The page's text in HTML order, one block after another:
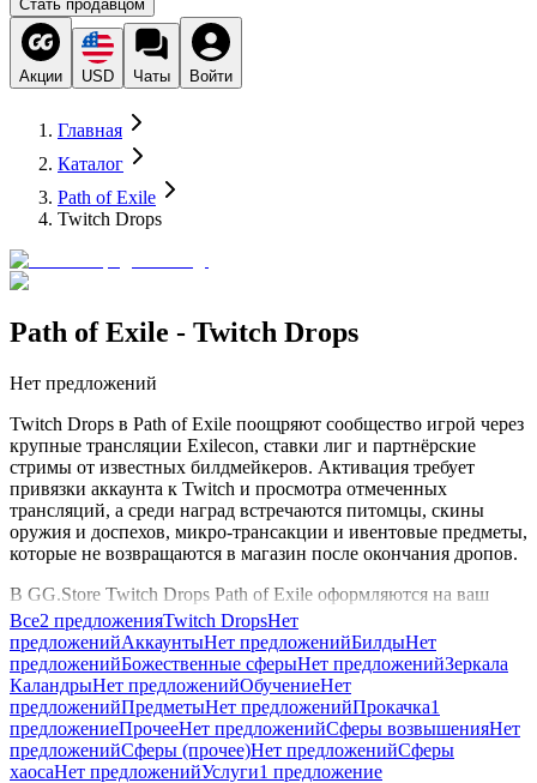
Стать продавцом
Акции USD Чаты Войти
Главная
Каталог
Path of Exile
Twitch Drops
Path of Exile - Twitch Drops
Нет предложений
Twitch Drops в Path of Exile поощряют сообщество игрой через
крупные трансляции Exilecon, ставки лиг и партнёрские
стримы от известных билдмейкеров. Активация требует
привязки аккаунта к Twitch и просмотра отмеченных
трансляций, а среди наград встречаются питомцы, скины
оружия и доспехов, микро-трансакции и ивентовые предметы,
которые не возвращаются в магазин после окончания дропов.
В GG.Store Twitch Drops Path of Exile оформляются на ваш
активный аккаунт, чтобы косметика и питомцы сразу
появились в сокровищнице и были доступны при создании
следующих персонажей на текущей лиге или в стандарте.
Все2 предложенияTwitch DropsНет
предложенийАккаунтыНет предложенийБилдыНет
предложенийБожественные сферыНет предложенийЗеркала
КаландрыНет предложенийОбучениеНет
предложенийПредметыНет предложенийПрокачка1
предложениеПрочееНет предложенийСферы возвышенияНет
предложенийСферы (прочее)Нет предложенийСферы
хаосаНет предложенийУслуги1 предложение